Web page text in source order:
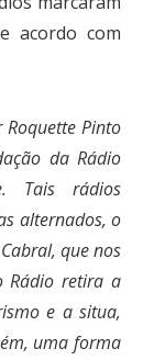
acordo com
Roquette Pinto
da Rádio
Tais rádios
alternados, o
que nos
Rádio retira a
e a situa,
uma forma